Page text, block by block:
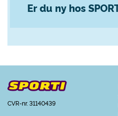
Er du ny hos
CVR-nr. 31140439